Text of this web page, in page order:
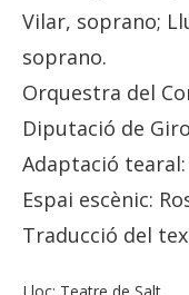
Vilar, soprano;
soprano.
Orquestra del
Diputació de
Adaptació
Espai escènic:
Traducció del